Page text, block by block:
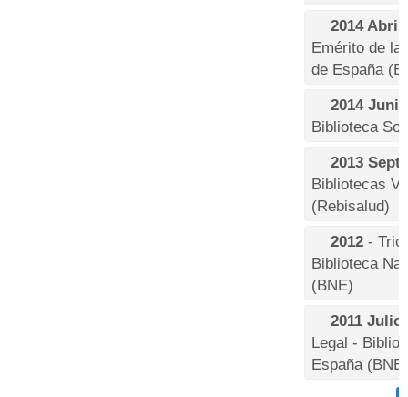
2014 Abril
Emérito de la
de España
2014 Junio
Biblioteca
2013
Bibliotecas
(Rebisalud)
2012 -
Biblioteca
(BNE)
2011 Julio
Legal -
España (BNE)